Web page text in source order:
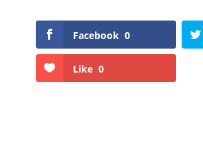
Facebook 0
Like 0